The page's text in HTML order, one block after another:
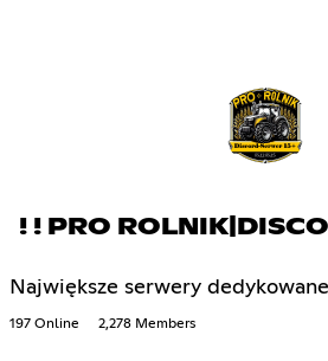
! ! PRO
Największe serwery
197 Online 2,278 Members